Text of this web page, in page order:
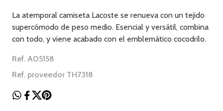
La atemporal camiseta Lacoste se renueva con un tejido
supercómodo de peso medio. Esencial y versátil, combina
con todo, y viene acabado con el emblemático cocodrilo.
Ref. A05158
Ref. proveedor TH7318